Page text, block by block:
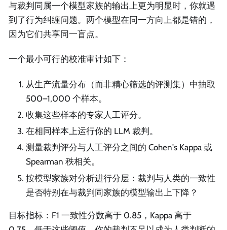
与裁判同属一个模型家族的输出上更为明显时，你就遇
到了行为纠缠问题。两个模型在同一方向上都是错的，
因为它们共享同一盲点。
一个最小可行的校准审计如下：
从生产流量分布（而非精心筛选的评测集）中抽取
500–1,000 个样本。
收集这些样本的专家人工评分。
在相同样本上运行你的 LLM 裁判。
测量裁判评分与人工评分之间的 Cohen's Kappa 或
Spearman 秩相关。
按模型家族对分析进行分层：裁判与人类的一致性
是否特别在与裁判同家族的模型输出上下降？
目标指标：F1 一致性分数高于 0.85，Kappa 高于